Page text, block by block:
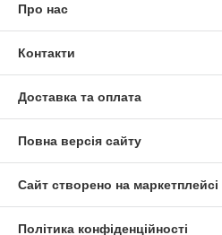
Про нас
Контакти
Доставка та оплата
Повна версія сайту
Сайт створено на маркетплейсі
Політика конфіденційності